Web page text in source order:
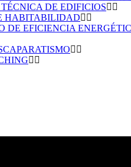
DE EDIFICIOS
HABITABILIDAD
DE EFICIENCIA